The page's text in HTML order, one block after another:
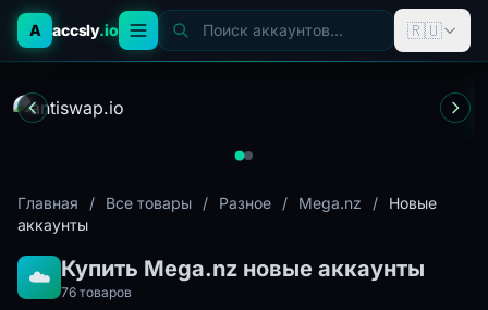
A accsly.io Поиск аккаунтов... 🇷🇺
Главная / Все товары / Разное / Mega.nz /
Новые
аккаунты
☁️ Купить Mega.nz новые аккаунты
76 товаров